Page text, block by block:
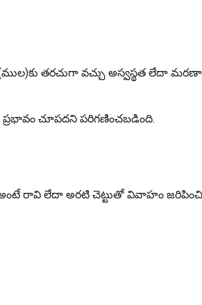
తరచుగా వచ్చు అస్వస్థత లేదా
చూపదని పరిగణించబడింది.
రావి లేదా అరటి చెట్టుతో వివాహం జరిపించి,